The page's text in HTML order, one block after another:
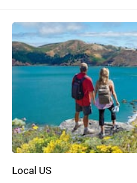
Local US